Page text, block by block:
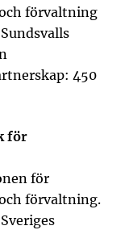
förvaltning
450
för
för
förvaltning.